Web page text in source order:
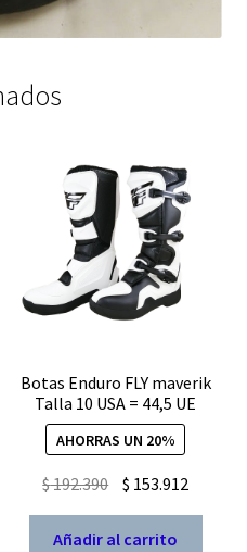
Botas Enduro FLY maverik
Talla 10 USA = 44,5 UE
AHORRAS UN 20%
$192.390 El
precio
original
$ 153.912El
precio
Añadir al carrito